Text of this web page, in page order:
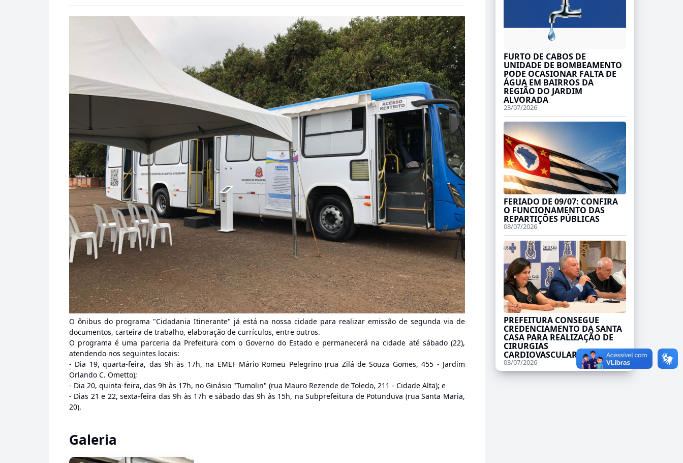
O ônibus do programa "Cidadania Itinerante" já está na nossa cidade para realizar emissão de segunda via de
documentos, carteira de trabalho, elaboração de currículos, entre outros.
O programa é uma parceria da Prefeitura com o Governo do Estado e permanecerá na cidade até sábado (22),
atendendo nos seguintes locais:
- Dia 19, quarta-feira, das 9h às 17h, na EMEF Mário Romeu Pelegrino (rua Zilá de Souza Gomes, 455 - Jardim
Orlando C. Ometto);
- Dia 20, quinta-feira, das 9h às 17h, no Ginásio "Tumolin" (rua Mauro Rezende de Toledo, 211 - Cidade Alta); e
- Dias 21 e 22, sexta-feira das 9h às 17h e sábado das 9h às 15h, na Subprefeitura de Potunduva (rua Santa Maria,
20).
Galeria
FURTO DE CABOS DE
UNIDADE DE BOMBEAMENTO
PODE OCASIONAR FALTA DE
ÁGUA EM BAIRROS DA
REGIÃO DO JARDIM
ALVORADA
23/07/2026
FERIADO DE 09/07: CONFIRA
O FUNCIONAMENTO DAS
REPARTIÇÕES PÚBLICAS
08/07/2026
PREFEITURA CONSEGUE
CREDENCIAMENTO DA SANTA
CASA PARA REALIZAÇÃO DE
CIRURGIAS
CARDIOVASCULARES
03/07/2026